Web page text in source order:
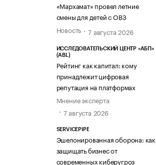
«Мархамат» провел летние
смены для детей с ОВЗ
Новость
7 августа 2026
ИССЛЕДОВАТЕЛЬСКИЙ ЦЕНТР «АБП»
(ABL)
Рейтинг как капитал: кому
принадлежит цифровая
репутация на платформах
Мнение эксперта
7 августа 2026
SERVICEPIPE
Эшелонированная оборона: как
защищать бизнес от
современных киберугроз